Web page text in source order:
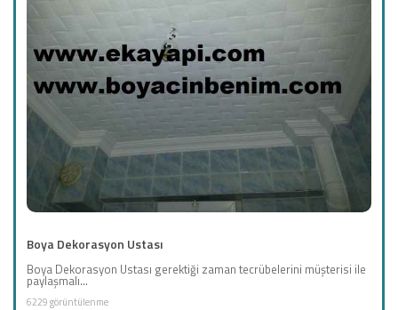
Boya Dekorasyon Ustası
Boya Dekorasyon Ustası gerektiği zaman tecrübelerini müşterisi ile
paylaşmalı...
6229 görüntülenme